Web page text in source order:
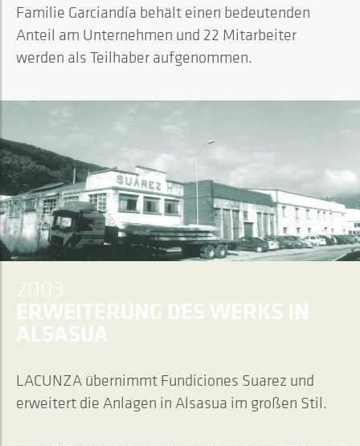
Familie Garciandía behält einen bedeutenden
Anteil am Unternehmen und 22 Mitarbeiter
werden als Teilhaber aufgenommen.
2003
ERWEITERUNG DES WERKS IN
ALSASUA
LACUNZA übernimmt Fundiciones Suarez und
erweitert die Anlagen in Alsasua im großen Stil.